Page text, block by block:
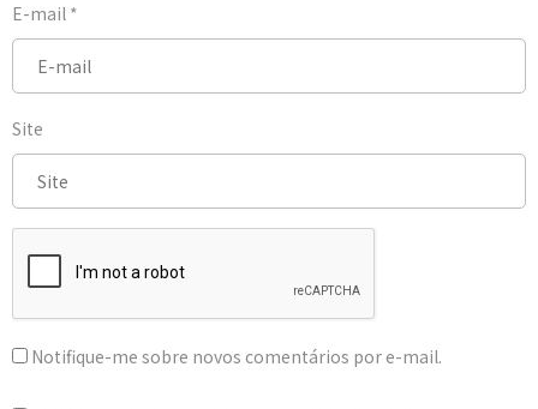
E-mail *
Site
Notifique-me sobre novos comentários por e-mail.